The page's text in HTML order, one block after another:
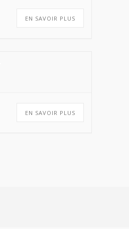
EN SAVOIR PLUS
EN SAVOIR PLUS